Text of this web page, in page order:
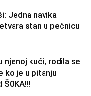
Jedna navika
stan u pećnicu
njenoj kući, rodila se
ko je u pitanju